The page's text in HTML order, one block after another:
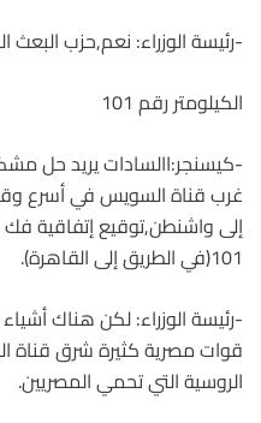
-رئيسة الوزراء: نعم,حزب
الكيلومتر رقم 101
-كيسنجر:االسادات يريد حل
غرب قناة السويس في أسرع
إلى واشنطن,توقيع إتفاقية فك
101(في الطريق إلى القاهرة).
-رئيسة الوزراء: لكن هناك
قوات مصرية كثيرة شرق
الروسية التي تحمي المصريين.